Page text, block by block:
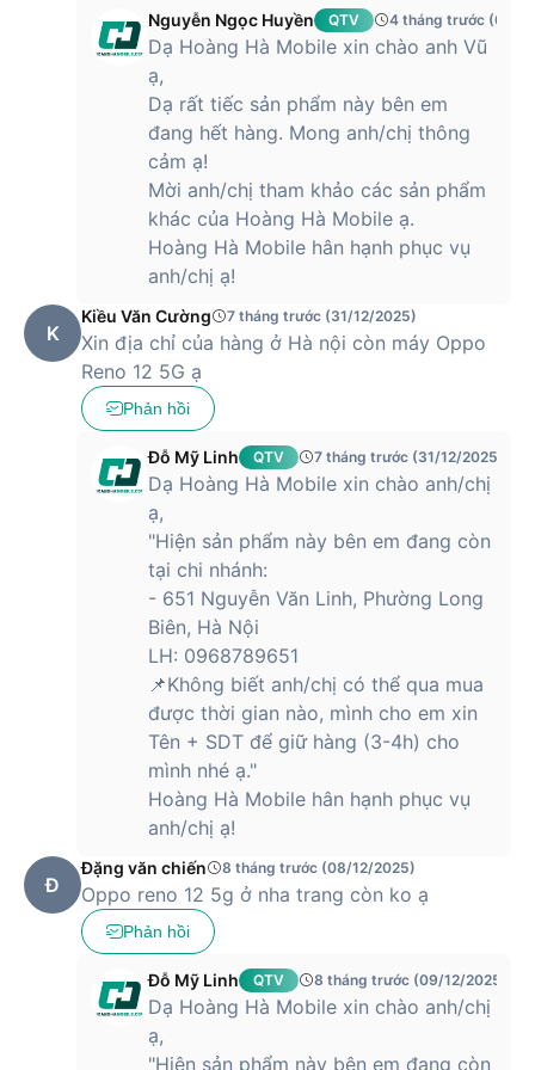
kính 5P; AF; Hỗ trợ OIS
Góc siêu rộng: 8MP; f/2.2; FOV
112°; Ống kính 5P
Macro: 2MP; f/2.4; FOV 89°; Ống
32MP, f/2.0, FOV 90°; ống kính 5P; hỗ
trợ AF
Chế độ chụp
đêm, HD siêu nét, Toàn cảnh,
Chuyển động chậm, Tua nhanh
thời gian, Video xem kép, Nhãn
nhanh thời gian, Video xem kép,
Nhãn dán…
4K@30fps,
1080P@60fps/30fps và
720P@30fps
Chống rung video: EIS/OIS,
4K@30fps,
1080P@60fps/30fps và
720P@30fps
Zoom video: 4K@30fps,
1080P@60fps/30fps và
720P@30fps
Chuyển động chậm video:
1080P@480fps/120fps và
720P@960fps/240fps
Camera trước
4K/1080P/720P@30fps,
1080P@30fps (làm đẹp được
bật theo mặc định);
Thu phóng video;
Tua nhanh thời gian;
Không hỗ trợ chuyển động chậm
Vi xử lý - Hệ điều hành
Nguyễn Ngọc Huyền QTV 4 tháng trước (06/
Dạ Hoàng Hà Mobile xin chào anh Vũ
ạ,
Dạ rất tiếc sản phẩm này bên em
đang hết hàng. Mong anh/chị thông
cảm ạ!
Mời anh/chị tham khảo các sản phẩm
khác của Hoàng Hà Mobile ạ.
Hoàng Hà Mobile hân hạnh phục vụ
anh/chị ạ!
K
Kiều Văn Cường 7 tháng trước (31/12/2025)
Xin địa chỉ của hàng ở Hà nội còn máy Oppo
Reno 12 5G ạ
Phản hồi
Đỗ Mỹ Linh QTV 7 tháng trước (31/12/2025)
Dạ Hoàng Hà Mobile xin chào anh/chị
ạ,
"Hiện sản phẩm này bên em đang còn
tại chi nhánh:
- 651 Nguyễn Văn Linh, Phường Long
Biên, Hà Nội
LH: 0968789651
📌Không biết anh/chị có thể qua mua
được thời gian nào, mình cho em xin
Tên + SDT để giữ hàng (3-4h) cho
mình nhé ạ."
Hoàng Hà Mobile hân hạnh phục vụ
anh/chị ạ!
Đ
Đặng văn chiến 8 tháng trước (08/12/2025)
Oppo reno 12 5g ở nha trang còn ko ạ
Phản hồi
Đỗ Mỹ Linh QTV 8 tháng trước (09/12/2025)
Dạ Hoàng Hà Mobile xin chào anh/chị
ạ,
"Hiện sản phẩm này bên em đang còn